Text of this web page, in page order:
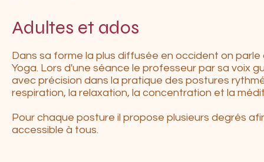
Adultes et ados
Dans sa forme la plus diffusée en occident on
Yoga. Lors d'une séance le professeur par sa voix
avec précision dans la pratique des postures
respiration, la relaxation, la concentration et la
Pour chaque posture il propose plusieurs degrés
accessible à tous.